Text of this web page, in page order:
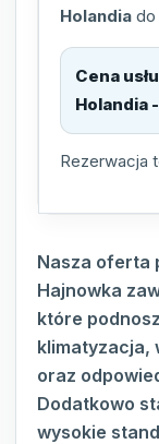
Holandia do
Cena
Holandia
Rezerwacja
Nasza oferta
Hajnowka
które
klimatyzacja,
oraz
Dodatkowo
wysokie